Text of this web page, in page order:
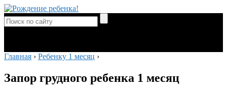
Главная › Ребенку 1 месяц ›
Запор грудного ребенка 1 месяц